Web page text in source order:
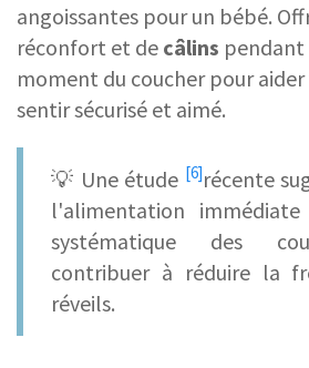
angoissantes pour un bébé.
réconfort et de câlins pendant
moment du coucher pour
sentir sécurisé et aimé.
💡 Une étude [6]récente
l'alimentation
systématique des
contribuer à réduire la
réveils.